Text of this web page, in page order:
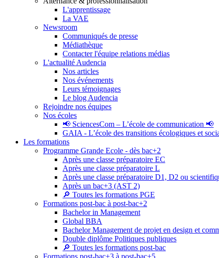
L'apprentissage
La VAE
Newsroom
Communiqués de presse
Médiathèque
Contacter l'équipe relations médias
L'actualité Audencia
Nos articles
Nos événements
Leurs témoignages
Le blog Audencia
Rejoindre nos équipes
Nos écoles
📢 SciencesCom – L’école de communication 📢
GAIA - L’école des transitions écologiques et
Les formations
Programme Grande Ecole - dès bac+2
Après une classe préparatoire EC
Après une classe préparatoire L
Après une classe préparatoire D1, D2 ou
Après un bac+3 (AST 2)
🔎 Toutes les formations PGE
Formations post-bac à post-bac+2
Bachelor in Management
Global BBA
Bachelor Management de projet en design et
Double diplôme Politiques publiques
🔎 Toutes les formations post-bac
Formations post-bac+3 à post-bac+5